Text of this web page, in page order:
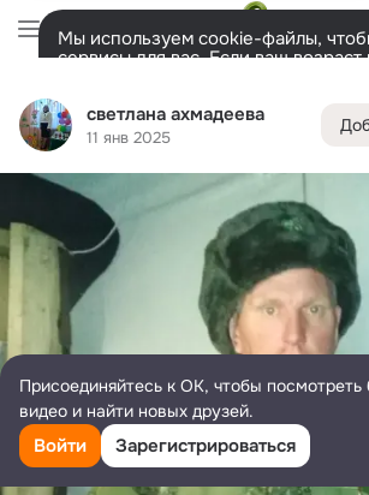
светлана ахмадеева
11 янв 2025
Мы используем cookie-файлы,
сервисы для вас. Если ваш возраст
представитель.
Разрешить все Настроить
Лента Друзья 1K Фото Заметки 71
Дополнительная
С друзьями Игры и приложения
Присоединяйтесь к ОК, чтобы
видео и найти новых друзей.
Войти Зарегистрироваться